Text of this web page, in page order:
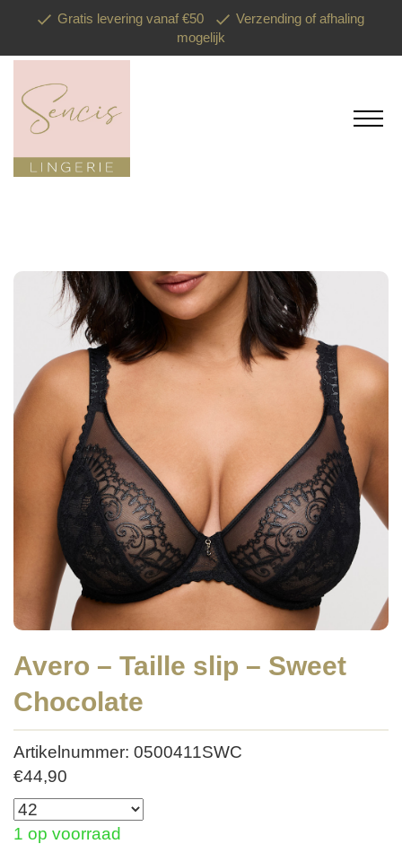
Gratis levering vanaf €50
Verzending of afhaling
mogelijk
Avero – Taille slip – Sweet
Chocolate
Artikelnummer: 0500411SWC
€44,90
1 op voorraad